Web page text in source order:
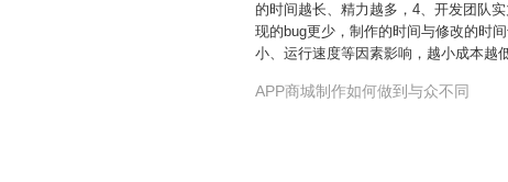
的时间越长、精力越多，4、开发团队
现的bug更少，制作的时间与修改的时
小、运行速度等因素影响，越小成本越
APP商城制作如何做到与众不同